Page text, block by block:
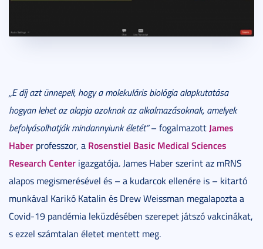
„E díj azt ünnepeli, hogy a molekuláris biológia alapkutatása
hogyan lehet az alapja azoknak az alkalmazásoknak, amelyek
befolyásolhatják mindannyiunk életét”– fogalmazottJames
Haber professzor, a Rosenstiel Basic Medical Sciences
Research Center igazgatója. James Haber szerint az mRNS
alapos megismerésével és – a kudarcok ellenére is – kitartó
munkával Karikó Katalin és Drew Weissman megalapozta a
Covid-19 pandémia leküzdésében szerepet játszó vakcinákat,
s ezzel számtalan életet mentett meg.